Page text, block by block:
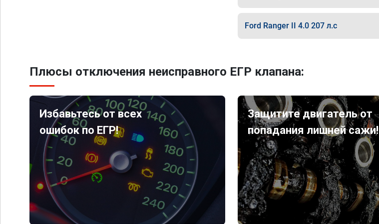
Ford Ranger II 4.0 207 л.с
Плюсы отключения неисправного ЕГР клапана:
Избавьтесь от всех
ошибок по ЕГР!
Защитите двигатель от
попадания лишней сажи!